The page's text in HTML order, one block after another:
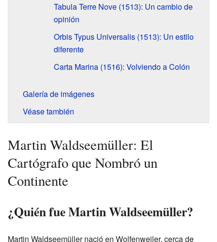
Tabula Terre Nove (1513): Un cambio de
opinión
Orbis Typus Universalis (1513): Un estilo
diferente
Carta Marina (1516): Volviendo a Colón
Galería de imágenes
Véase también
Martin Waldseemüller: El
Cartógrafo que Nombró un
Continente
¿Quién fue Martin Waldseemüller?
Martin Waldseemüller nació en Wolfenweiler, cerca de